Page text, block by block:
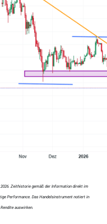
Zeithistorie gemäß der Information direkt im
Performance. Das Handelsinstrument notiert in
auswirken.